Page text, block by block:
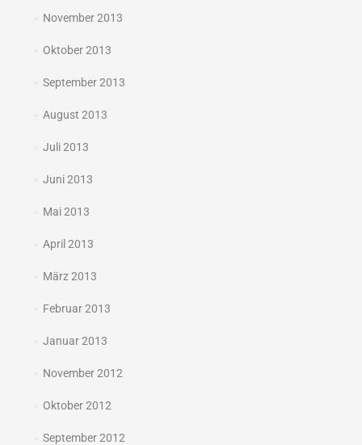
November 2013
Oktober 2013
September 2013
August 2013
Juli 2013
Juni 2013
Mai 2013
April 2013
März 2013
Februar 2013
Januar 2013
November 2012
Oktober 2012
September 2012